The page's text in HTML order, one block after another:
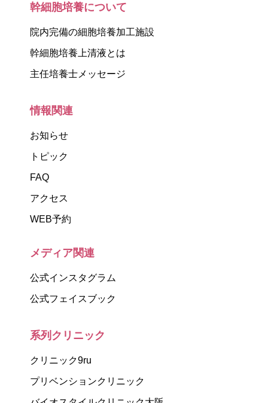
幹細胞培養について
院内完備の細胞培養加工施設
幹細胞培養上清液とは
主任培養士メッセージ
情報関連
お知らせ
トピック
FAQ
アクセス
WEB予約
メディア関連
公式インスタグラム
公式フェイスブック
系列クリニック
クリニック9ru
プリベンションクリニック